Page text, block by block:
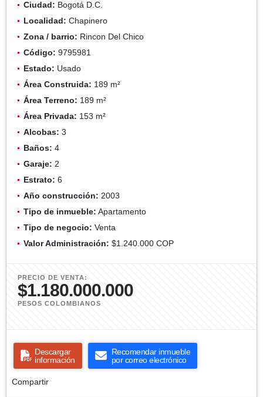
Ciudad: Bogotá D.C.
Localidad: Chapinero
Zona / barrio: Rincon Del Chico
Código: 9795981
Estado: Usado
Área Construida: 189 m²
Área Terreno: 189 m²
Área Privada: 153 m²
Alcobas: 3
Baños: 4
Garaje: 2
Estrato: 6
Año construcción: 2003
Tipo de inmueble: Apartamento
Tipo de negocio: Venta
Valor Administración: $1.240.000 COP
PRECIO DE VENTA:
$1.180.000.000
PESOS COLOMBIANOS
Descargar
información
Recomendar inmueble
por correo electrónico
Compartir